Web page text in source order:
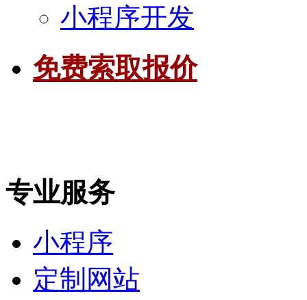
小程序开发
免费索取报价
专业服务
小程序
定制网站